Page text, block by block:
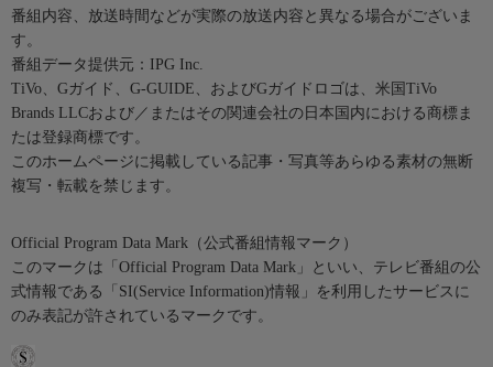
番組内容、放送時間などが実際の放送内容と異なる場合がございま
す。
番組データ提供元：IPG Inc.
TiVo、Gガイド、G-GUIDE、およびGガイドロゴは、米国TiVo
Brands LLCおよび／またはその関連会社の日本国内における商標ま
たは登録商標です。
このホームページに掲載している記事・写真等あらゆる素材の無断
複写・転載を禁じます。
Official Program Data Mark（公式番組情報マーク）
このマークは「Official Program Data Mark」といい、テレビ番組の公
式情報である「SI(Service Information)情報」を利用したサービスに
のみ表記が許されているマークです。